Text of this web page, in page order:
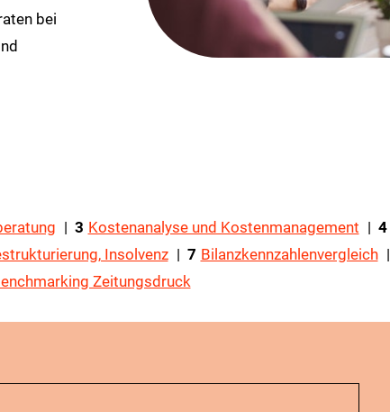
bei
| 3 Kostenanalyse und Kostenmanagement | 4
Insolvenz | ​​​​​​​ 7 Bilanzkennzahlenvergleich | ​​​​​​​
Zeitungsdruck